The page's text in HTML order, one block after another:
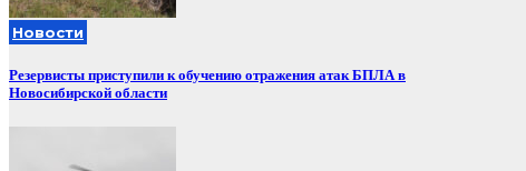
Новости
Резервисты приступили к обучению отражения атак БПЛА в
Новосибирской области